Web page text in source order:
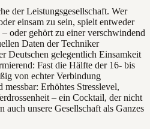
der Leistungsgesellschaft. Wer
einsam zu sein, spielt entweder
oder gehört zu einer verschwindend
Daten der Techniker
Deutschen gelegentlich Einsamkeit
Fast die Hälfte der 16- bis
von echter Verbindung
Erhöhtes Stresslevel,
– ein Cocktail, der nicht
auch unsere Gesellschaft als Ganzes